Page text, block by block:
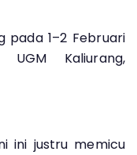
pada 1–2 Februari
Kaliurang,
ini justru memicu